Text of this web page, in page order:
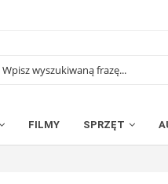
FILMY SPRZĘT